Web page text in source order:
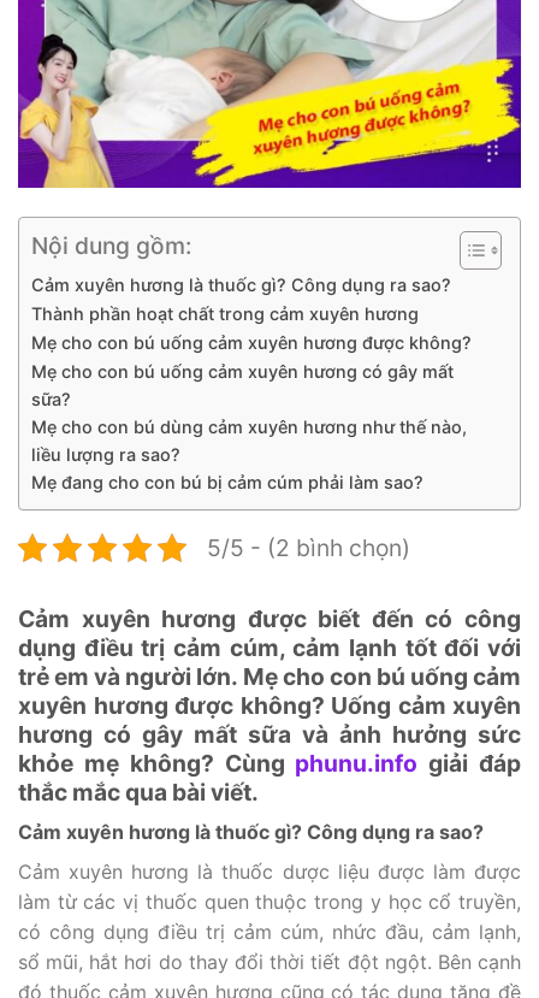
Nội dung gồm:
Cảm xuyên hương là thuốc gì? Công dụng ra sao?
Thành phần hoạt chất trong cảm xuyên hương
Mẹ cho con bú uống cảm xuyên hương được không?
Mẹ cho con bú uống cảm xuyên hương có gây mất
sữa?
Mẹ cho con bú dùng cảm xuyên hương như thế nào,
liều lượng ra sao?
Mẹ đang cho con bú bị cảm cúm phải làm sao?
5/5 - (2 bình chọn)
Cảm xuyên hương được biết đến có công
dụng điều trị cảm cúm, cảm lạnh tốt đối với
trẻ em và người lớn. Mẹ cho con bú uống cảm
xuyên hương được không? Uống cảm xuyên
hương có gây mất sữa và ảnh hưởng sức
khỏe mẹ không? Cùng phunu.info giải đáp
thắc mắc qua bài viết.
Cảm xuyên hương là thuốc gì? Công dụng ra sao?
Cảm xuyên hương là thuốc dược liệu được làm được
làm từ các vị thuốc quen thuộc trong y học cổ truyền,
có công dụng điều trị cảm cúm, nhức đầu, cảm lạnh,
sổ mũi, hắt hơi do thay đổi thời tiết đột ngột. Bên cạnh
đó thuốc cảm xuyên hương cũng có tác dụng tăng đề